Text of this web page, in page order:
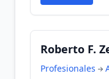
Roberto F.
Profesionales